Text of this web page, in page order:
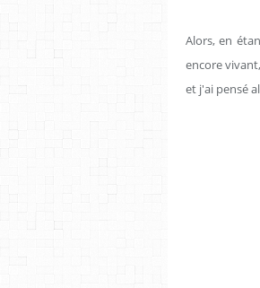
Alors, en
encore vivant,
et j'ai pensé